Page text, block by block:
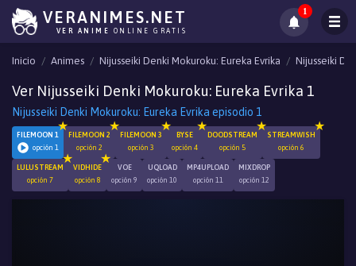
VERANIMES.NET
VER ANIME ONLINE GRATIS
1
Inicio Animes Nijusseiki Denki Mokuroku: Eureka Evrika Nijusseiki
Ver Nijusseiki Denki Mokuroku: Eureka Evrika 1
Nijusseiki Denki Mokuroku: Eureka Evrika episodio 1
FILEMOON 1
opción 1
FILEMOON 2
opción 2
FILEMOON 3
opción 3
BYSE
opción 4
DOODSTREAM
opción 5
STREAMWISH
opción 6
LULUSTREAM
opción 7
VIDHIDE
opción 8
VOE
opción 9
UQLOAD
opción 10
MP4UPLOAD
opción 11
MIXDROP
opción 12